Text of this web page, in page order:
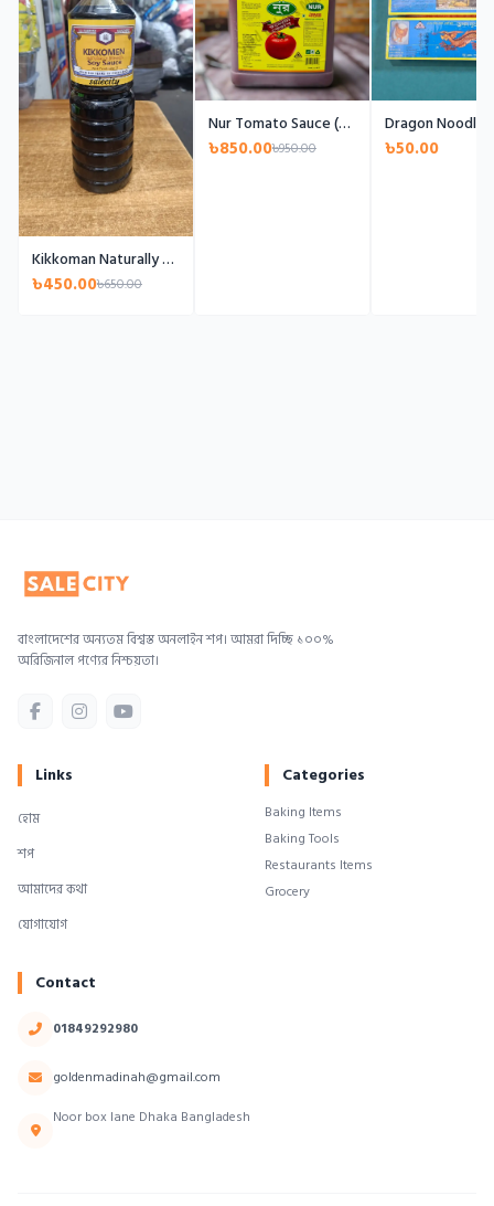
Kikkoman Naturally Brewed Soy Sauce (China)- 1 L
৳450.00৳650.00
Nur Tomato Sauce (4.5L)
৳850.00৳950.00 ৳50.00
বাংলাদেশের অন্যতম বিশ্বস্ত অনলাইন শপ। আমরা দিচ্ছি ১০০%
অরিজিনাল পণ্যের নিশ্চয়তা।
Links
হোম
শপ
আমাদের কথা
যোগাযোগ
Categories
Baking Items
Baking Tools
Restaurants Items
Grocery
Contact
01849292980
goldenmadinah@gmail.com
Noor box lane Dhaka Bangladesh